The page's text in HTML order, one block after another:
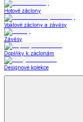
Hotové záclony
Voálové záclony a závěsy
Závěsy
Doplňky k záclonám
Designové kolekce